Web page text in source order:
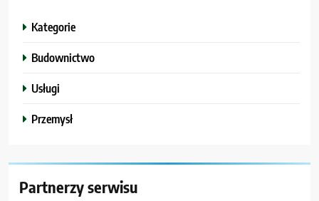
Kategorie
Budownictwo
Usługi
Przemysł
Partnerzy serwisu